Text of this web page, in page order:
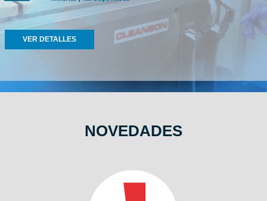
VER DETALLES
NOVEDADES